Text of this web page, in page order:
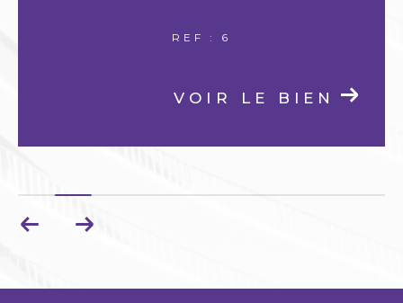
REF : 9
VOIR LE BIEN